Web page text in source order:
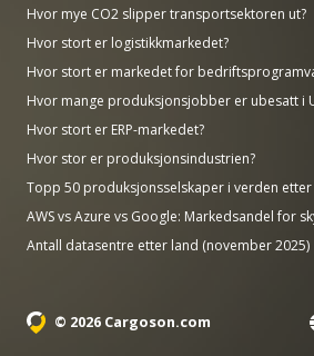
Hvor mye CO2 slipper transportsektoren ut?
Hvor stort er logistikkmarkedet?
Hvor stort er markedet for
Hvor mange produksjonsjobber er ubesatt i
Hvor stort er ERP-markedet?
Hvor stor er produksjonsindustrien?
Topp 50 produksjonsselskaper i verden
AWS vs Azure vs Google: Markedsandel for
Antall datasentre etter land (november 2025)
© 2026 Cargoson.com